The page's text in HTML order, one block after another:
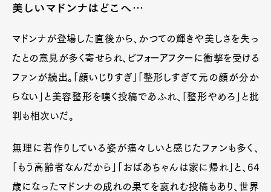
美しいマドンナはどこへ…
マドンナが登場した直後から、かつての輝きや美しさを失っ
たとの意見が多く寄せられ、ビフォーアフターに衝撃を受ける
ファンが続出。「顔いじりすぎ」「整形しすぎて元の顔が分か
らない」と美容整形を嘆く投稿であふれ、「整形やめろ」と批
判も相次いだ。
無理に若作りしている姿が痛々しいと感じたファンも多く、
「もう高齢者なんだから」「おばあちゃんは家に帰れ」と、64
歳になったマドンナの成れの果てを哀れむ投稿もあり、世界